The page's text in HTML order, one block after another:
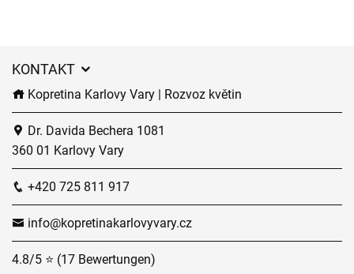
KONTAKT
Kopretina Karlovy Vary | Rozvoz květin
Dr. Davida Bechera 1081
360 01 Karlovy Vary
+420 725 811 917
info@kopretinakarlovyvary.cz
4.8/5 ⭐ (17 Bewertungen)